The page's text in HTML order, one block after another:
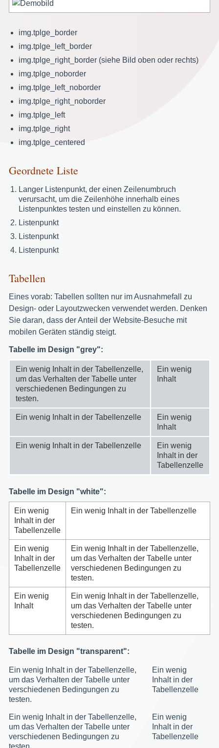
img.tplge_border
img.tplge_left_border
img.tplge_right_border (siehe Bild oben oder rechts)
img.tplge_noborder
img.tplge_left_noborder
img.tplge_right_noborder
img.tplge_left
img.tplge_right
img.tplge_centered
Geordnete Liste
Langer Listenpunkt, der einen Zeilenumbruch
verursacht, um die Zeilenhöhe innerhalb eines
Listenpunktes testen und einstellen zu können.
Listenpunkt
Listenpunkt
Listenpunkt
Tabellen
Eines vorab: Tabellen sollten nur im Ausnahmefall zu
Design- oder Layoutzwecken verwendet werden. Denken
Sie daran, dass der Anteil der Website-Besuche mit
mobilen Geräten ständig steigt.
Tabelle im Design "grey":
Ein wenig Inhalt in der Tabellenzelle,
um das Verhalten der Tabelle unter
verschiedenen Bedingungen zu
testen.
Ein wenig
Inhalt
Ein wenig Inhalt in der Tabellenzelle
Ein wenig
Inhalt
Ein wenig Inhalt in der Tabellenzelle
Ein wenig
Inhalt in der
Tabellenzelle
Tabelle im Design "white":
Ein wenig
Inhalt in der
Tabellenzelle
Ein wenig Inhalt in der Tabellenzelle
Ein wenig
Inhalt in der
Tabellenzelle
Ein wenig Inhalt in der Tabellenzelle,
um das Verhalten der Tabelle unter
verschiedenen Bedingungen zu
testen.
Ein wenig
Inhalt
Ein wenig Inhalt in der Tabellenzelle,
um das Verhalten der Tabelle unter
verschiedenen Bedingungen zu
testen.
Tabelle im Design "transparent":
Ein wenig Inhalt in der Tabellenzelle,
um das Verhalten der Tabelle unter
verschiedenen Bedingungen zu
testen.
Ein wenig
Inhalt in der
Tabellenzelle
Ein wenig Inhalt in der Tabellenzelle,
um das Verhalten der Tabelle unter
verschiedenen Bedingungen zu
testen.
Ein wenig
Inhalt in der
Tabellenzelle